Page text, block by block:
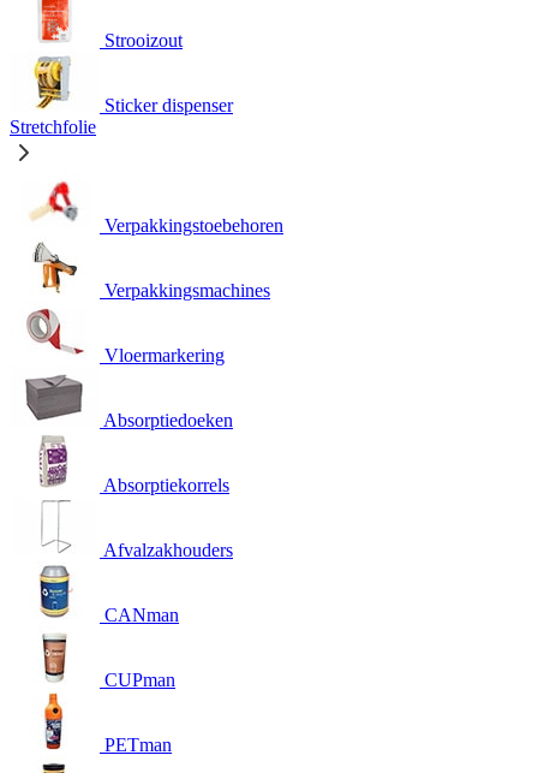
Strooizout
Sticker dispenser
Stretchfolie
Verpakkingstoebehoren
Verpakkingsmachines
Vloermarkering
Absorptiedoeken
Absorptiekorrels
Afvalzakhouders
CANman
CUPman
PETman